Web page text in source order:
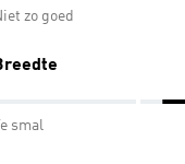
zo goed
Te smal